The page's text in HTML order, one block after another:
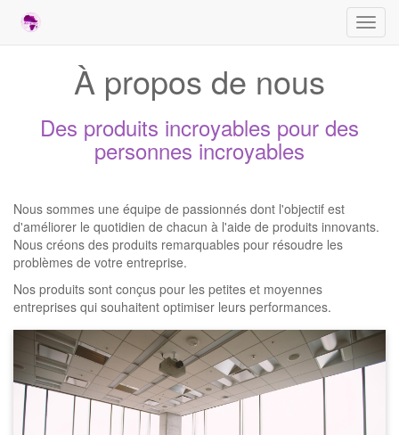
la
À propos de nous
Des produits incroyables pour des
personnes incroyables
Nous sommes une équipe de passionnés dont l'objectif est
d'améliorer le quotidien de chacun à l'aide de produits innovants.
Nous créons des produits remarquables pour résoudre les
problèmes de votre entreprise.
Nos produits sont conçus pour les petites et moyennes
entreprises qui souhaitent optimiser leurs performances.